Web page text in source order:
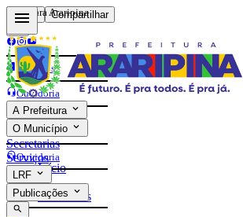
Prefeitura Araripina
Contatos
Ouvidoria
e-Sic
Contatos
Ouvidoria
e-Sic
A Prefeitura
O Município
Secretarias
Serviços
LRF
Publicações
Voltar Compartilhar
Início
Secretarias